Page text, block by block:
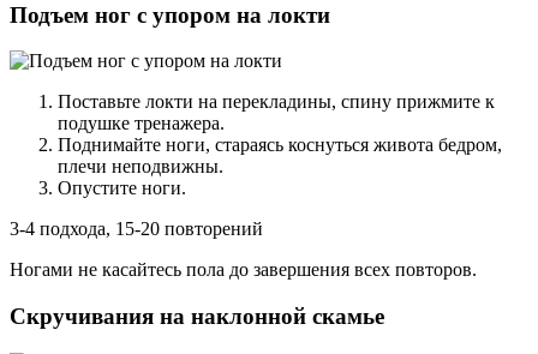
Подъем ног с упором на локти
Поставьте локти на перекладины, спину прижмите к
подушке тренажера.
Поднимайте ноги, стараясь коснуться живота бедром,
плечи неподвижны.
Опустите ноги.
3-4 подхода, 15-20 повторений
Ногами не касайтесь пола до завершения всех повторов.
Скручивания на наклонной скамье